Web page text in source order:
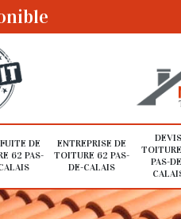
DE
62 PAS-
ENTREPRISE DE
TOITURE 62 PAS-
DE-CALAIS
DEVIS
PAS-